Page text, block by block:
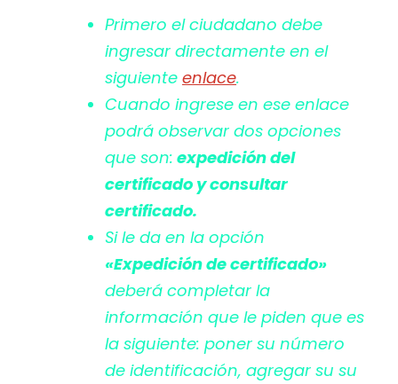
Primero el ciudadano debe
ingresar directamente en el
siguiente enlace.
Cuando ingrese en ese enlace
podrá observar dos opciones
que son: expedición del
certificado y consultar
certificado.
Si le da en la opción
«Expedición de certificado»
deberá completar la
información que le piden que es
la siguiente: poner su número
de identificación, agregar su su